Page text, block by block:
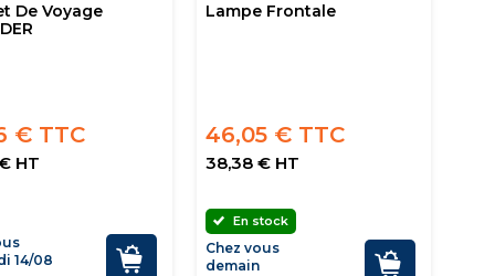
De Voyage
€ TTC
HT
14/08
Lampe Frontale
46,05 € TTC
38,38 € HT
En stock
Chez vous
demain